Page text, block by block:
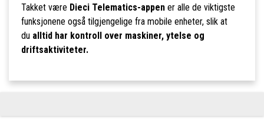
Takket være Dieci Telematics-appener alle de viktigste
funksjonene også tilgjengelige fra mobile enheter, slik at
du alltid har kontroll over maskiner, ytelse og
driftsaktiviteter.